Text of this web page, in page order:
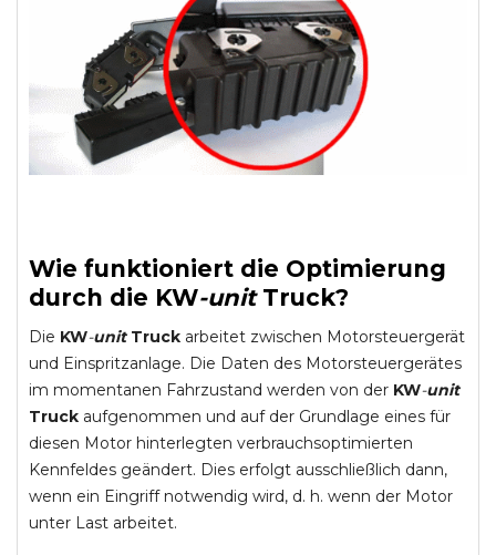
Wie funktioniert die Optimierung
durch die KW-unit Truck?
Die KW-unit Truck arbeitet zwischen Motorsteuergerät
und Einspritzanlage. Die Daten des Motorsteuergerätes
im momentanen Fahrzustand werden von der KW-unit
Truck aufgenommen und auf der Grundlage eines für
diesen Motor hinterlegten verbrauchsoptimierten
Kennfeldes geändert. Dies erfolgt ausschließlich dann,
wenn ein Eingriff notwendig wird, d. h. wenn der Motor
unter Last arbeitet.